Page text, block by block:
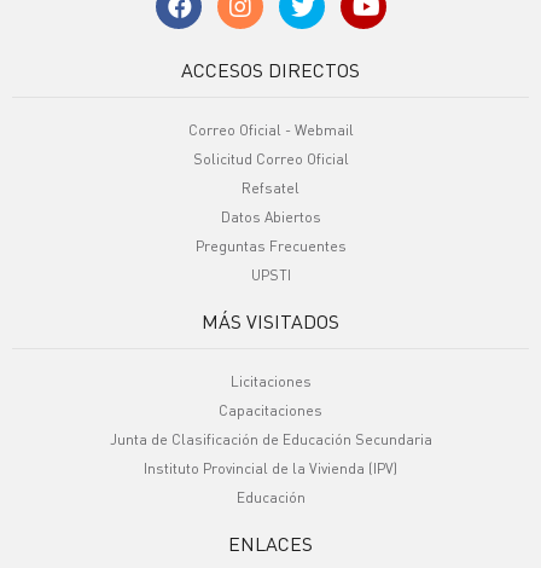
ACCESOS DIRECTOS
Correo Oficial - Webmail
Solicitud Correo Oficial
Refsatel
Datos Abiertos
Preguntas Frecuentes
UPSTI
MÁS VISITADOS
Licitaciones
Capacitaciones
Junta de Clasificación de Educación Secundaria
Instituto Provincial de la Vivienda (IPV)
Educación
ENLACES